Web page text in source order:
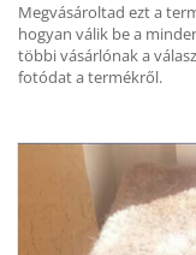
Megvásároltad ezt a
hogyan válik be a
többi vásárlónak a
fotódat a termékről.